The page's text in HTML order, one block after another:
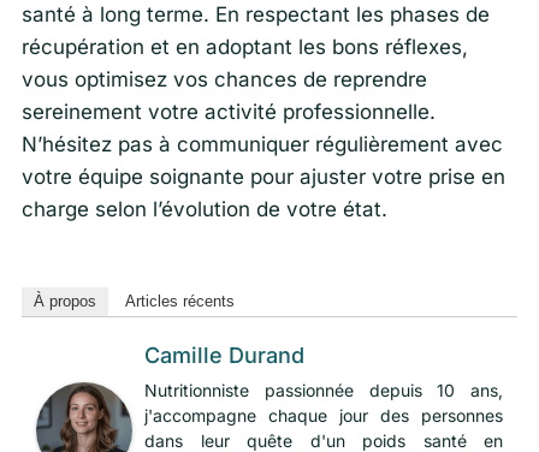
santé à long terme. En respectant les phases de
récupération et en adoptant les bons réflexes,
vous optimisez vos chances de reprendre
sereinement votre activité professionnelle.
N’hésitez pas à communiquer régulièrement avec
votre équipe soignante pour ajuster votre prise en
charge selon l’évolution de votre état.
À propos Articles récents
Camille Durand
Nutritionniste passionnée depuis 10 ans,
j'accompagne chaque jour des personnes
dans leur quête d'un poids santé en